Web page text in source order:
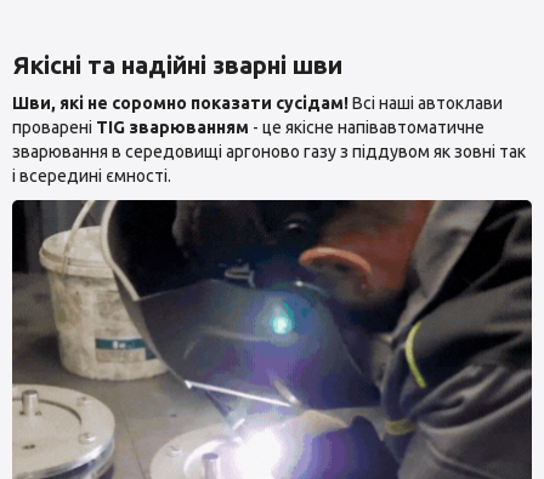
Якісні та надійні зварні шви
Шви, які не соромно показати сусідам!Всі наші автоклави
проварені TIG зварюванням - це якісне напівавтоматичне
зварювання в середовищі аргоново газу з піддувом як зовні так
і всередині ємності.